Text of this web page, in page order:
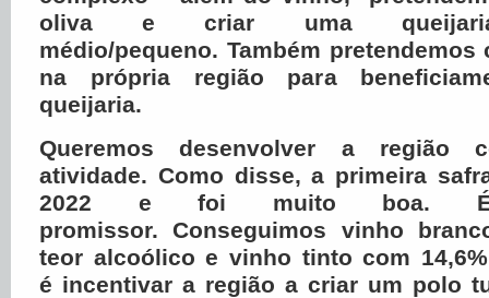
oliva e criar uma
médio/pequeno. Também
na própria região para
queijaria.
Queremos desenvolver a região
atividade. Como disse, a primeira
2022 e foi muito boa.
promissor. Conseguimos vinho
teor alcoólico e vinho tinto com
é incentivar a região a criar um polo